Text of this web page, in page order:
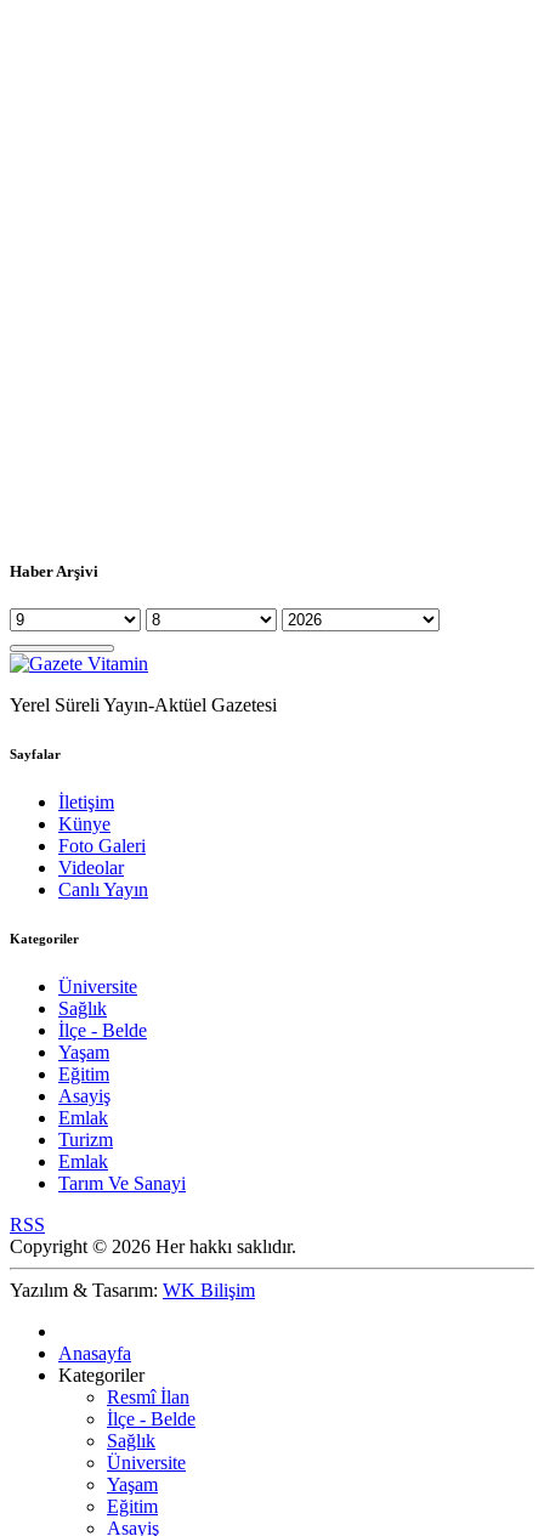
Haber Arşivi
Yerel Süreli Yayın-Aktüel Gazetesi
Sayfalar
İletişim
Künye
Foto Galeri
Videolar
Canlı Yayın
Kategoriler
Üniversite
Sağlık
İlçe - Belde
Yaşam
Eğitim
Asayiş
Emlak
Turizm
Emlak
Tarım Ve Sanayi
RSS
Copyright © 2026 Her hakkı saklıdır.
Yazılım & Tasarım: WK Bilişim
Anasayfa
Kategoriler
Resmî İlan
İlçe - Belde
Sağlık
Üniversite
Yaşam
Eğitim
Asayiş